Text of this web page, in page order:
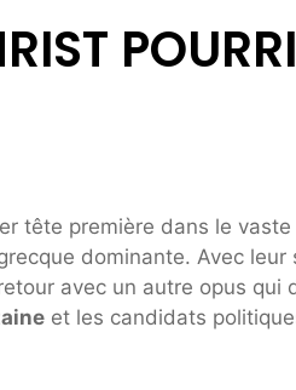
tête première dans le
dominante. Avec leur
avec un autre opus qui
et les candidats